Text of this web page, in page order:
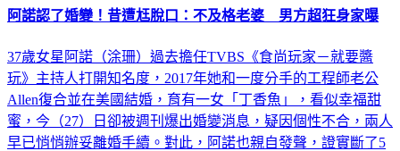
阿諾認了婚變！昔遭尪脫口：不及格老婆 男方超狂身家曝
37歲女星阿諾（涂珊）過去擔任TVBS《食尚玩家－就要醬
玩》主持人打開知名度，2017年她和一度分手的工程師老公
Allen復合並在美國結婚，育有一女「丁香魚」，看似幸福甜
蜜，今（27）日卻被週刊爆出婚變消息，疑因個性不合，兩人
早已悄悄辦妥離婚手續。對此，阿諾也親自發聲，證實斷了5